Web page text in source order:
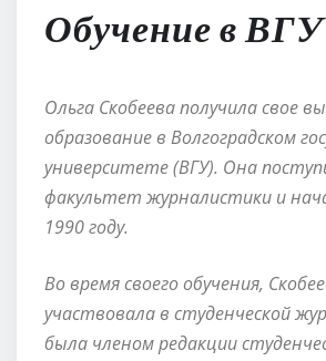
Обучение в ВГУ
Ольга Скобеева получила свое
образование в Волгоградском
университете (ВГУ). Она
факультет журналистики и
1990 году.
Во время своего обучения,
участвовала в студенческой
была членом редакции